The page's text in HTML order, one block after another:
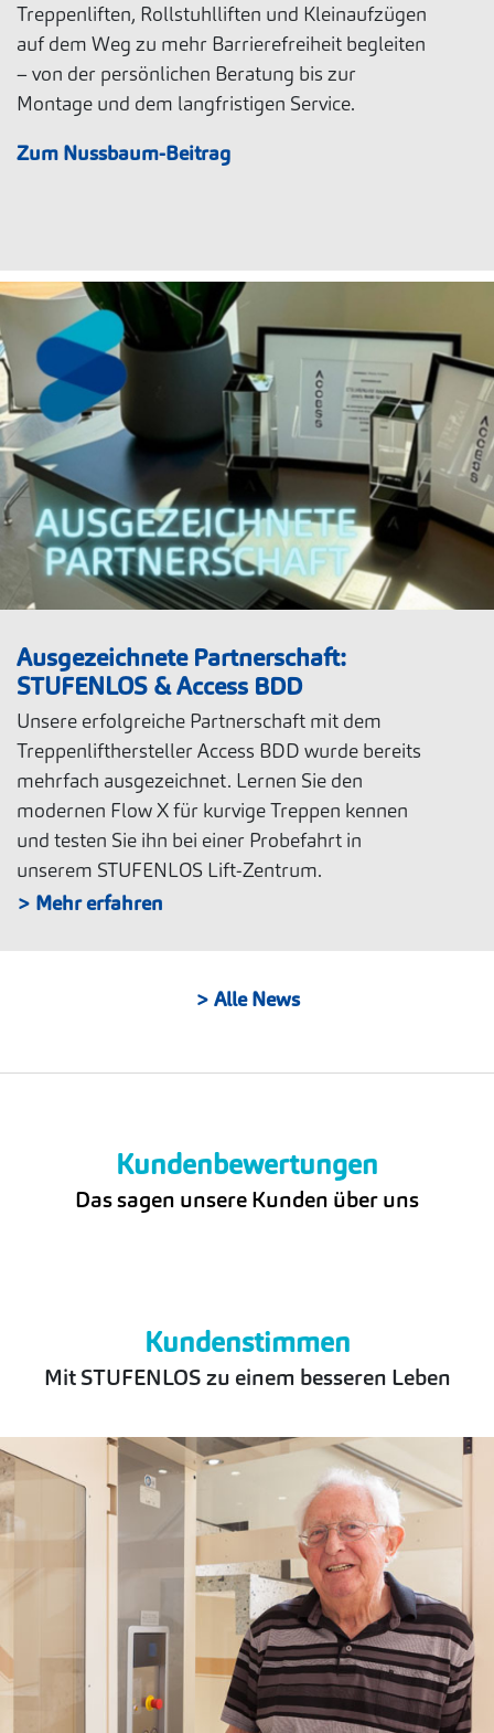
Treppenliften, Rollstuhlliften und Kleinaufzügen
auf dem Weg zu mehr Barrierefreiheit begleiten
– von der persönlichen Beratung bis zur
Montage und dem langfristigen Service.
Zum Nussbaum-Beitrag
Ausgezeichnete Partnerschaft:
STUFENLOS & Access BDD
Unsere erfolgreiche Partnerschaft mit dem
Treppenlifthersteller Access BDD wurde bereits
mehrfach ausgezeichnet. Lernen Sie den
modernen Flow X für kurvige Treppen kennen
und testen Sie ihn bei einer Probefahrt in
unserem STUFENLOS Lift-Zentrum.
> Mehr erfahren
> Alle News
Kundenbewertungen
Das sagen unsere Kunden über uns
Kundenstimmen
Mit STUFENLOS zu einem besseren Leben